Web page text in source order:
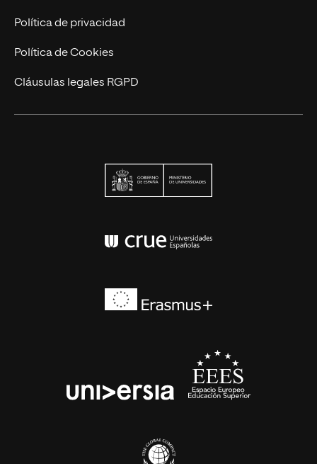
Actualidad
Contáctanos
Política de privacidad
Política de Cookies
Cláusulas legales RGPD
Conferencia de
universia